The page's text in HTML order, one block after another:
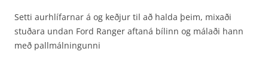
Setti aurhlífarnar á og keðjur til að halda þeim, mixaði
stuðara undan Ford Ranger aftaná bílinn og málaði hann
með pallmálningunni